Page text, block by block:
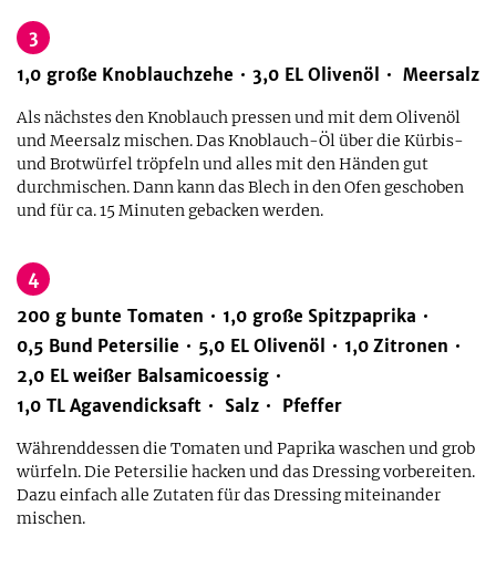
3
1,0 große Knoblauchzehe 3,0 EL Olivenöl Meersalz
Als nächstes den Knoblauch pressen und mit dem Olivenöl
und Meersalz mischen. Das Knoblauch-Öl über die Kürbis-
und Brotwürfel tröpfeln und alles mit den Händen gut
durchmischen. Dann kann das Blech in den Ofen geschoben
und für ca. 15 Minuten gebacken werden.
4
200 g bunte Tomaten 1,0 große Spitzpaprika
0,5 Bund Petersilie 5,0 EL Olivenöl 1,0 Zitronen
2,0 EL weißer Balsamicoessig
1,0 TL Agavendicksaft Salz Pfeffer
Währenddessen die Tomaten und Paprika waschen und grob
würfeln. Die Petersilie hacken und das Dressing vorbereiten.
Dazu einfach alle Zutaten für das Dressing miteinander
mischen.